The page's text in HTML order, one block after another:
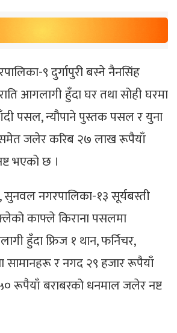
९ दुर्गापुरी बस्ने नैनसिंह
आगलागी हुँदा घर तथा सोही घरमा
पसल, न्यौपाने पुस्तक पसल र युना
जलेर करिब २७ लाख रूपैयाँ
भएको छ ।
नगरपालिका-१३ सूर्यबस्ती
काफ्ले किराना पसलमा
हुँदा फ्रिज १ थान, फर्निचर,
सामानहरू र नगद २९ हजार रूपैयाँ
रूपैयाँ बराबरको धनमाल जलेर नष्ट